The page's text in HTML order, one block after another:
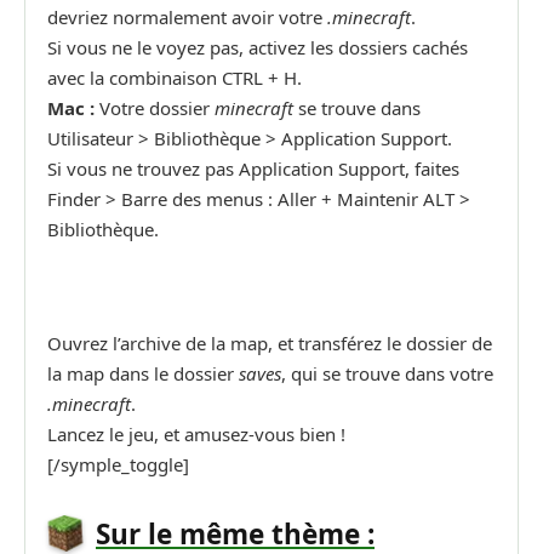
devriez normalement avoir votre .minecraft.
Si vous ne le voyez pas, activez les dossiers cachés
avec la combinaison CTRL + H.
Mac : Votre dossier minecraftse trouve dans
Utilisateur > Bibliothèque > Application Support.
Si vous ne trouvez pas Application Support, faites
Finder > Barre des menus : Aller + Maintenir ALT >
Bibliothèque.
Ouvrez l’archive de la map, et transférez le dossier de
la map dans le dossier saves, qui se trouve dans votre
.minecraft.
Lancez le jeu, et amusez-vous bien !
[/symple_toggle]
Sur le même thème :